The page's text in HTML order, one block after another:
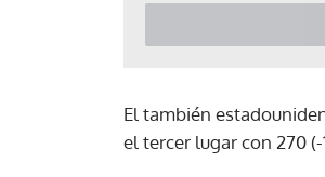
El también
el tercer lugar con 270 (-